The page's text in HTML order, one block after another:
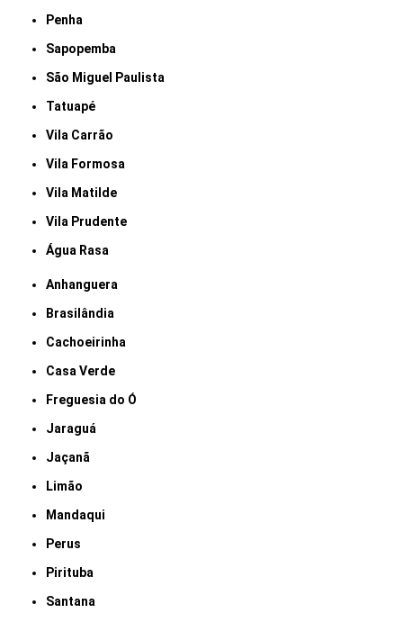
Penha
Sapopemba
São Miguel Paulista
Tatuapé
Vila Carrão
Vila Formosa
Vila Matilde
Vila Prudente
Água Rasa
Anhanguera
Brasilândia
Cachoeirinha
Casa Verde
Freguesia do Ó
Jaraguá
Jaçanã
Limão
Mandaqui
Perus
Pirituba
Santana